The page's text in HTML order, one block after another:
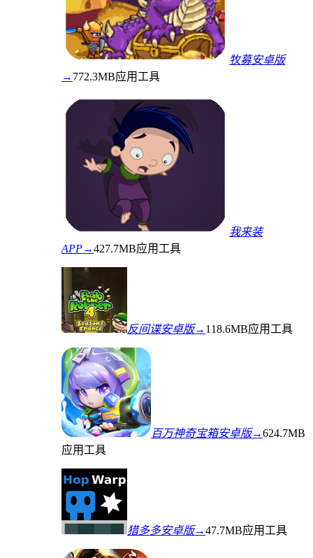
牧募安卓版
→ 772.3MB应用工具
我来装
APP→427.7MB应用工具
反间谍安卓版→ 118.6MB应用工具
百万神奇宝箱安卓版→624.7MB
应用工具
猎多多安卓版→47.7MB应用工具